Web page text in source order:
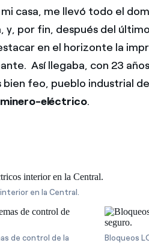
casa, me llevó todo el
y, por fin, después del
en el horizonte la
Así llegaba, con 23
feo, pueblo industrial
eléctrico.
en la Central.
de control de la
Bloqueos